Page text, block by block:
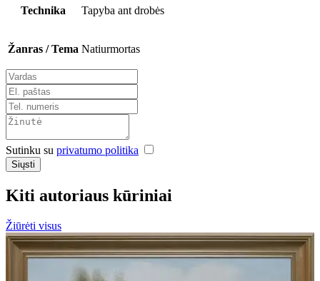
Technika Tapyba ant drobės
Žanras / Tema Natiurmortas
Sutinku su privatumo politika
Siųsti
Kiti autoriaus kūriniai
Žiūrėti visus